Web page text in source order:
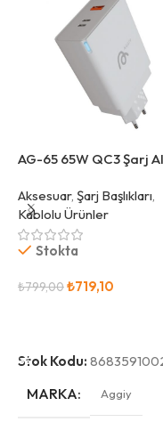
AG-65 65W QC3 Şarj
Android Uyumlu
Aksesuar, Şarj Başlıkları
Kablolu Ürünler
Stokta
₺799,00₺719,10
Stok Kodu:
MARKA Aggiy